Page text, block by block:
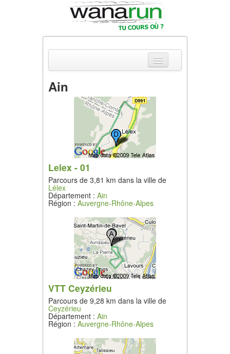
Actualités
Equipements & Tests
Parcours & Courses
Outils & Réseaux
Ain
Lelex - 01
Parcours de 3,81 km dans la ville de
Lélex
Département :Ain
Région :Auvergne-Rhône-Alpes
VTT Ceyzérieu
Parcours de 9,28 km dans la ville de
Ceyzérieu
Département :Ain
Région :Auvergne-Rhône-Alpes